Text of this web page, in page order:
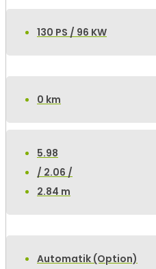
130 PS / 96 KW
0 km
5.98
/ 2.06 /
2.84 m
Automatik (Option)